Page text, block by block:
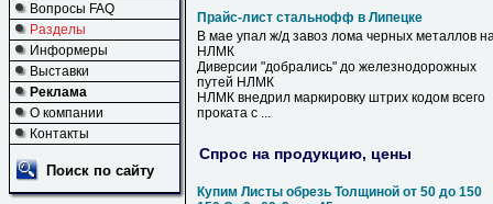
Вопросы FAQ
Разделы
Информеры
Выставки
Реклама
О компании
Контакты
Поиск по сайту
Прайс-лист стальнофф в Липецке
В мае упал ж/д завоз лома черных металлов
НЛМК
Диверсии "добрались" до железнодорожных
путей НЛМК
НЛМК внедрил маркировку штрих кодом всего
проката с ...
Спрос на продукцию, цены
Купим Листы обрезь Толщиной от 50 до 150